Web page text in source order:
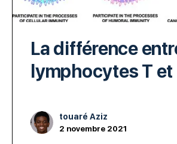
La différence
lymphocytes T et
touaré Aziz
2 novembre 2021